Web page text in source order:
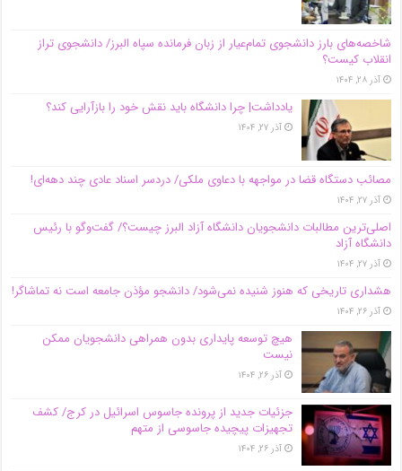
شاخصه‌های بارز دانشجوی تمام‌عیار از زبان فرمانده سپاه البرز/ دانشجوی تراز
انقلاب کیست؟
آذر ۲۸, ۱۴۰۴
یادداشت| چرا دانشگاه باید نقش خود را بازآرایی کند؟
آذر ۲۷, ۱۴۰۴
مصائب دستگاه قضا در مواجهه با دعاوی ملکی/ دردسر اسناد عادی چند‌ دهه‌ای!
آذر ۲۷, ۱۴۰۴
اصلی‌ترین مطالبات دانشجویان دانشگاه آزاد البرز چیست؟/ گفت‌وگو با رئیس
دانشگاه آز‌اد
آذر ۲۷, ۱۴۰۴
هشداری تاریخی که هنوز شنیده نمی‌شود/ دانشجو مؤذن جامعه است نه تماشاگر!
آذر ۲۶, ۱۴۰۴
هیچ توسعه پایداری بدون همراهی دانشجویان ممکن
نیست
آذر ۲۶, ۱۴۰۴
جزئیات جدید از پرونده جاسوس اسرائیل در کرج/‌ کشف
تجهیزات پیچیده جاسوسی از متهم
آذر ۲۶, ۱۴۰۴